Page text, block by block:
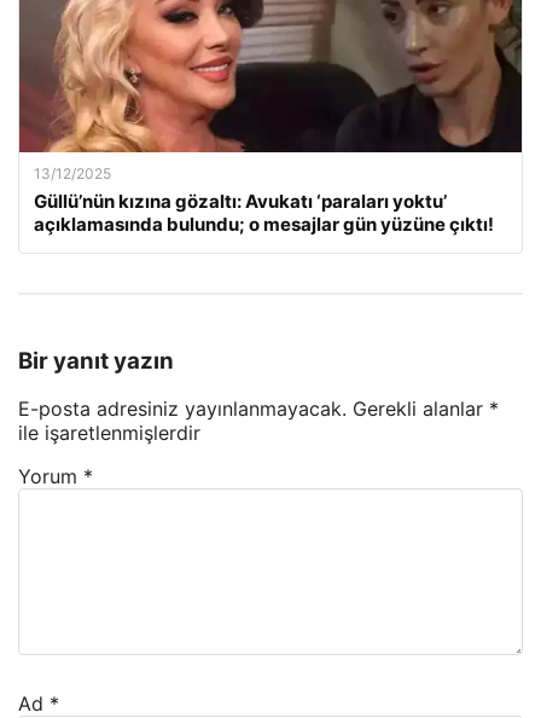
13/12/2025
Güllü’nün kızına gözaltı: Avukatı ‘paraları yoktu’
açıklamasında bulundu; o mesajlar gün yüzüne çıktı!
Bir yanıt yazın
E-posta adresiniz yayınlanmayacak. Gerekli alanlar *
ile işaretlenmişlerdir
Yorum *
Ad *